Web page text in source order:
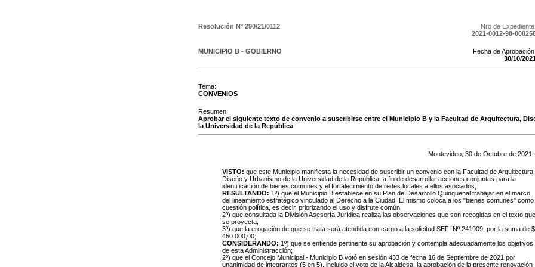
Resolución N° 290/21/0112
Nro de Expediente:
2021-0012-98-
MUNICIPIO B - GOBIERNO
Fecha de Aprobación:
30/10/
Tema:
CONVENIOS
Resumen:
Aprobar el siguiente texto de convenio a suscribirse entre el Municipio B y la Facultad de Arquitectura,
la Universidad de la República
Montevideo, 30 de Octubre de 2021
VISTO: que este Municipio manifiesta la necesidad de suscribir un convenio con la Facultad de Arquitectura,
Diseño y Urbanismo de la Universidad de la República, a fin de desarrollar acciones conjuntas para la
identificación de bienes comunes y el fortalecimiento de redes locales a ellos asociados;
RESULTANDO: 1º) que el Municipio B establece en su Plan de Desarrollo Quinquenal trabajar en el marco
del lineamiento estratégico vinculado al Derecho a la Ciudad. El mismo coloca a los "bienes comunes" como
cuestión política, es decir, priorizando el uso y disfrute común;
2º) que consultada la División Asesoría Jurídica realiza las observaciones que son recogidas en el texto que
se proyecta;
3º) que la erogación de que se trata será atendida con cargo a la solicitud SEFI Nº 241909, por la suma de $
450.000,00;
CONSIDERANDO: 1º) que se entiende pertinente su aprobación y contempla adecuadamente los objetivos
de esta Administracción;
2º) que el Concejo Municipal - Municipio B votó en sesión 433 de fecha 16 de Septiembre de 2021 por
unanimidad de integrantes (5 en 5), incluido el voto de la Alcaldesa, la aprobación de la presente renovación